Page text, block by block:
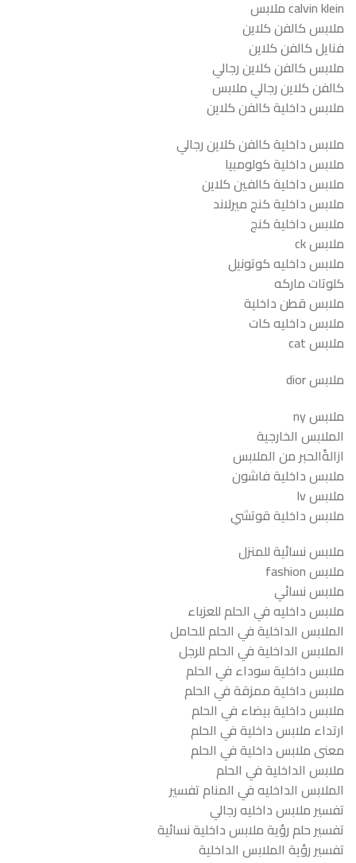
calvin klein ملابس
ملابس كالفن كلاين
فنايل كالفن كلاين
ملابس كالفن كلاين رجالي
كالفن كلاين رجالي ملابس
ملابس داخلية كالفن كلاين
ملابس داخلية كالفن كلاين رجالي
ملابس داخلية كولومبيا
ملابس داخلية كالفين كلاين
ملابس داخلية كنج ميرلاند
ملابس داخلية كنج
ملابس ck
ملابس داخليه كوتونيل
كلوتات ماركه
ملابس قطن داخلية
ملابس داخليه كات
ملابس cat
ملابس dior
ملابس ny
الملابس الخارجية
ازالةًالحبر من الملابس
ملابس داخلية فاشون
ملابس lv
ملابس داخلية قوتشي
ملابس نسائية للمنزل
ملابس fashion
ملابس نسائي
ملابس داخليه في الحلم للعزباء
الملابس الداخلية في الحلم للحامل
الملابس الداخلية في الحلم للرجل
ملابس داخلية سوداء في الحلم
ملابس داخلية ممزقة في الحلم
ملابس داخلية بيضاء في الحلم
ارتداء ملابس داخلية في الحلم
معنى ملابس داخلية في الحلم
ملابس الداخلية في الحلم
الملابس الداخليه في المنام تفسير
تفسير ملابس داخليه رجالي
تفسير حلم رؤية ملابس داخلية نسائية
تفسير رؤية الملابس الداخلية